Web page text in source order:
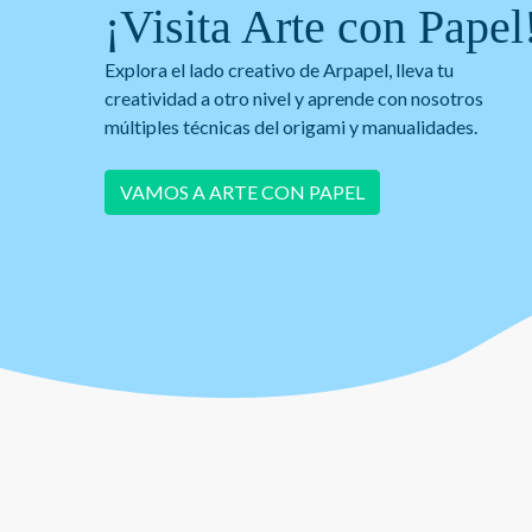
¡Visita Arte con
Explora el lado creativo de Arpapel, lleva tu
creatividad a otro nivel y aprende con nosotros
múltiples técnicas del origami y manualidades.
VAMOS A ARTE CON PAPEL